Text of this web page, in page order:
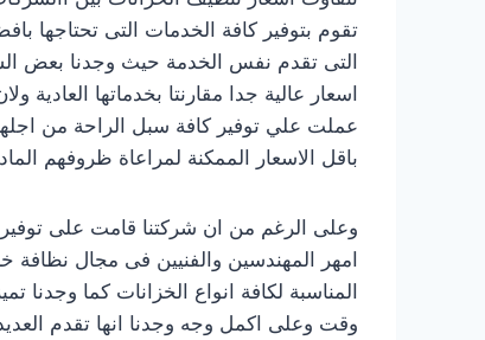
تقوم بتوفير كافة الخدمات التى تحتاجها
التى تقدم نفس الخدمة حيث وجدنا بعض
اسعار عالية جدا مقارنتا بخدماتها
عملت علي توفير كافة سبل الراحة من
باقل الاسعار الممكنة لمراعاة ظروفهم
وعلى الرغم من ان شركتنا قامت على
امهر المهندسين والفنيين فى مجال نظافة
المناسبة لكافة انواع الخزانات كما وجدنا
وقت وعلى اكمل وجه وجدنا انها تقدم